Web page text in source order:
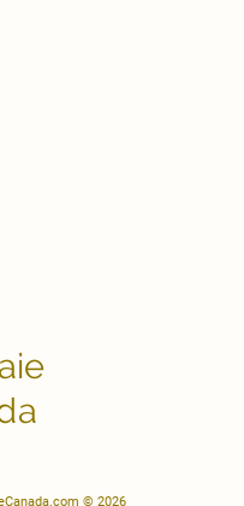
© 2026